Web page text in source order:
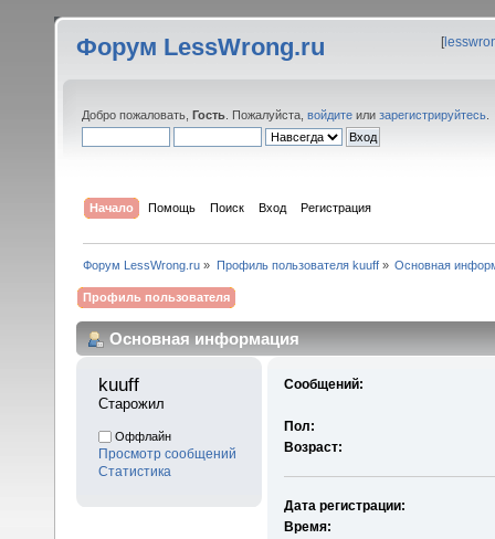
Форум LessWrong.ru [
Добро пожаловать, Гость . Пожалуйста, войдите или зарегистрируйтесь
Начало Помощь Поиск Вход Регистрация
Форум LessWrong.ru » Профиль пользователя kuuff» Основная
Профиль пользователя
Основная информация
kuuff
Старожил
Оффлайн
Просмотр сообщений
Статистика
Сообщений:
Пол:
Возраст:
Дата регистрации:
Время: